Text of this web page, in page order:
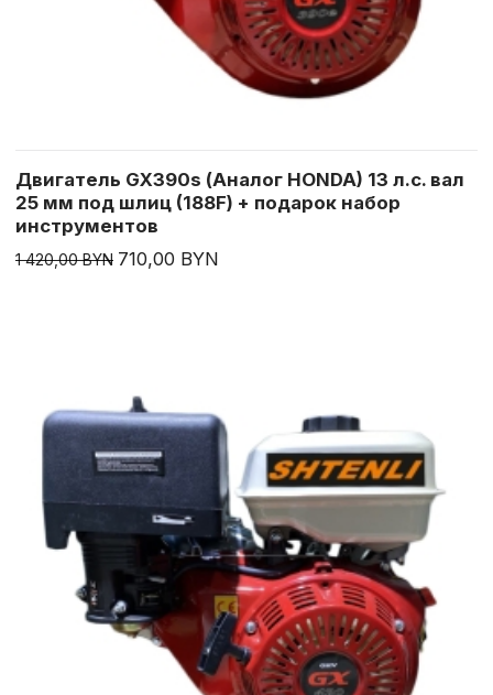
Двигатель GX390s (Аналог HONDA) 13 л.с. вал
25 мм под шлиц (188F) + подарок набор
инструментов
1 420,00 BYN 710,00 BYN